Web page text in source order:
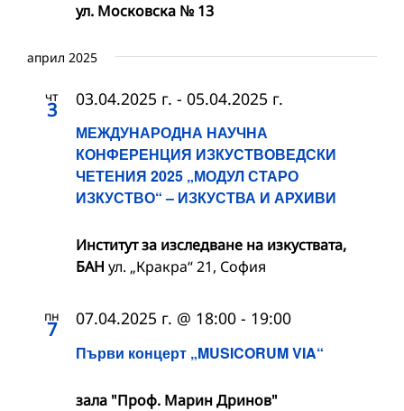
ул. Московска № 13
април 2025
чт
3
МЕЖДУНАРОДНА НАУЧНА
КОНФЕРЕНЦИЯ ИЗКУСТВОВЕДСКИ
ЧЕТЕНИЯ 2025 „МОДУЛ СТАРО
ИЗКУСТВО“ – ИЗКУСТВА И АРХИВИ
03.04.2025 г. - 05.04.2025 г.
Институт за изследване на изкуствата,
БАН ул. „Кракра“ 21, София
пн
7
Първи концерт „MUSICORUM VIA“
07.04.2025 г. @ 18:00 - 19:00
зала "Проф. Марин Дринов"